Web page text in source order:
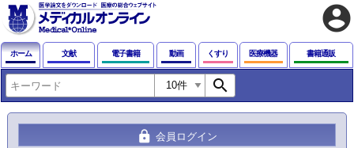
account_circle
ホーム 文献 電子書籍 動画 くすり 医療機器 書籍通販
search
lock 会員ログイン